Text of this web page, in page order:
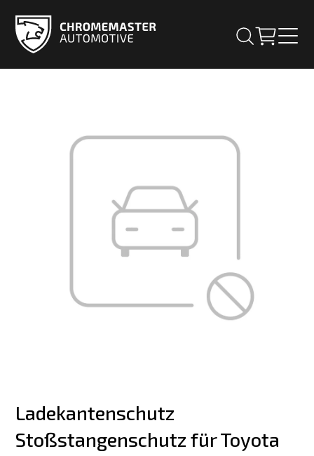
Ladekantenschutz
Stoßstangenschutz für Toyota